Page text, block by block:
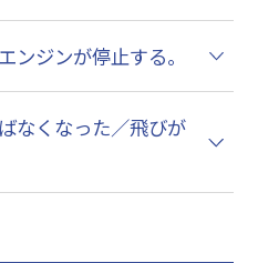
ンジンが停止する。
なくなった／飛びが